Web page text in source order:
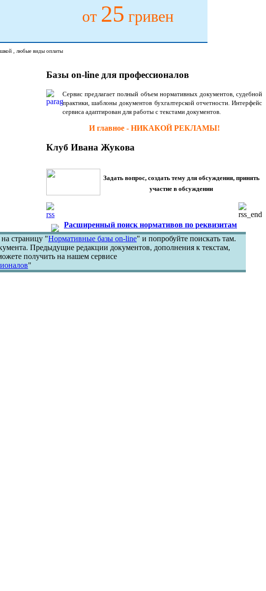
от 25 гривен
, любые виды оплаты
Базы on-line для профессионалов
Сервис предлагает полный объем нормативных документов, судебной
практики, шаблоны документов бухгалтерской отчетности. Интерфейс
сервиса адаптирован для работы с текстами документов.
И главное - НИКАКОЙ РЕКЛАМЫ!
Клуб Ивана Жукова
Задать вопрос, создать тему для обсуждения, принять
участие в обсуждении
Расширенный поиск нормативов по реквизитам
страницу "Нормативные базы on-line" и попробуйте поискать там.
Предыдущие редакции документов, дополнения к текстам,
получить на нашем сервисе
"